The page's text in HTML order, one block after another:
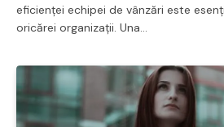
eficienței echipei de vânzări este
oricărei organizații. Una…